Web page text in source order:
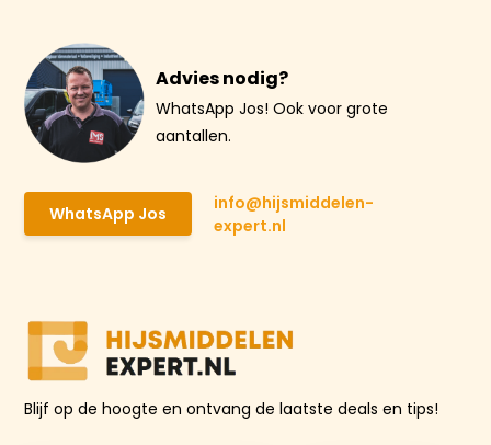
Advies nodig?
WhatsApp Jos! Ook voor grote
aantallen.
WhatsApp Jos
info@hijsmiddelen-
expert.nl
Blijf op de hoogte en ontvang de laatste deals en tips!